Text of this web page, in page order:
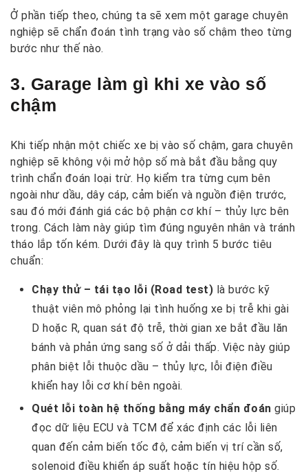
Ở phần tiếp theo, chúng ta sẽ xem một garage chuyên
nghiệp sẽ chẩn đoán tình trạng vào số chậm theo từng
bước như thế nào.
3. Garage làm gì khi xe vào số
chậm
Khi tiếp nhận một chiếc xe bị vào số chậm, gara chuyên
nghiệp sẽ không vội mở hộp số mà bắt đầu bằng quy
trình chẩn đoán loại trừ. Họ kiểm tra từng cụm bên
ngoài như dầu, dây cáp, cảm biến và nguồn điện trước,
sau đó mới đánh giá các bộ phận cơ khí – thủy lực bên
trong. Cách làm này giúp tìm đúng nguyên nhân và tránh
tháo lắp tốn kém. Dưới đây là quy trình 5 bước tiêu
chuẩn:
Chạy thử – tái tạo lỗi (Road test) là bước kỹ
thuật viên mô phỏng lại tình huống xe bị trễ khi gài
D hoặc R, quan sát độ trễ, thời gian xe bắt đầu lăn
bánh và phản ứng sang số ở dải thấp. Việc này giúp
phân biệt lỗi thuộc dầu – thủy lực, lỗi điện điều
khiển hay lỗi cơ khí bên ngoài.
Quét lỗi toàn hệ thống bằng máy chẩn đoán giúp
đọc dữ liệu ECU và TCM để xác định các lỗi liên
quan đến cảm biến tốc độ, cảm biến vị trí cần số,
solenoid điều khiển áp suất hoặc tín hiệu hộp số.